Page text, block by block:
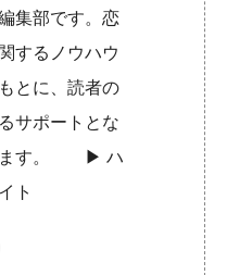
集部です。恋
するノウハウ
とに、読者の
サポートとな
います。 ▶︎ハ
ト